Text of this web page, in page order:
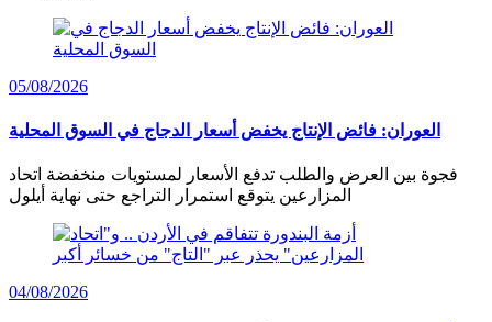
05/08/2026
العوران: فائض الإنتاج يخفض أسعار الدجاج في السوق المحلية
فجوة بين العرض والطلب تدفع الأسعار لمستويات منخفضة اتحاد
المزارعين يتوقع استمرار التراجع حتى نهاية أيلول
04/08/2026